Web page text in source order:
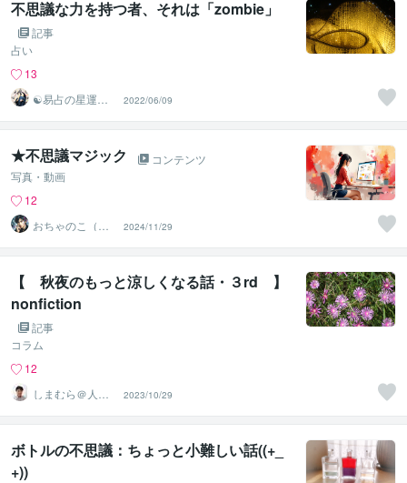
不思議な力を持つ者、それは「zombie」
記事
占い
13
☯易占の星運河
2022/06/09
★不思議マジック
コンテンツ
写真・動画
12
おちゃのこ（御
茶乃子祭々）
2024/11/29
【 秋夜のもっと涼しくなる話・３rd 】
nonfiction
記事
コラム
12
しまむら＠人事
コンサルタント
2023/10/29
ボトルの不思議：ちょっと小難しい話((+_
+))